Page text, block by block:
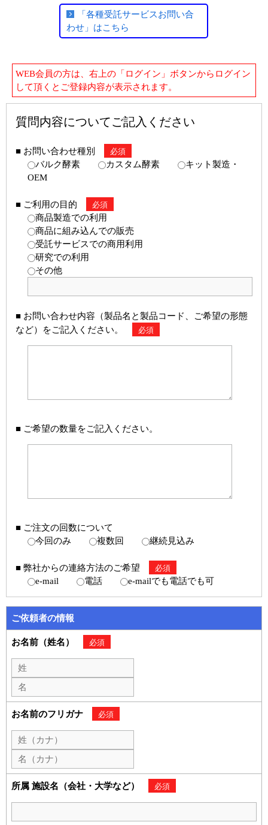
アプリケーションノート
ユーザーズボイス集
動画ライブラリー
「各種受託サービスお問い合
わせ」はこちら
WEB会員の方は、右上の「ログイン」ボタンからログイン
して頂くとご登録内容が表示されます。
質問内容についてご記入ください
■ お問い合わせ種別 必須
バルク酵素 カスタム酵素
キット製造・
OEM
■ ご利用の目的 必須
商品製造での利用
商品に組み込んでの販売
受託サービスでの商用利用
研究での利用
その他
■ お問い合わせ内容（製品名と製品コード、ご希望の形態
など）をご記入ください。
必須
■ ご希望の数量をご記入ください。
■ ご注文の回数について
今回のみ
複数回 継続見込み
■ 弊社からの連絡方法のご希望 必須
e-mail 電話 e-mailでも電話でも可
ご依頼者の情報
お名前（姓名） 必須
お名前のフリガナ 必須
所属 施設名（会社・大学など） 必須